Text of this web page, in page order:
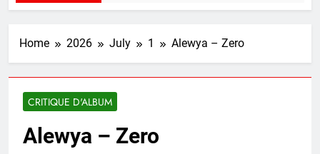
Home 2026 July 1 Alewya – Zero
CRITIQUE D'ALBUM
Alewya – Zero